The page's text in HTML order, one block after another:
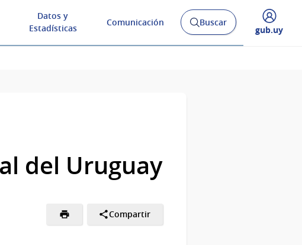
Datos y
Estadísticas
Comunicación
AbrirBuscar
Desplegar
gub.uy
del Uruguay
Compartir